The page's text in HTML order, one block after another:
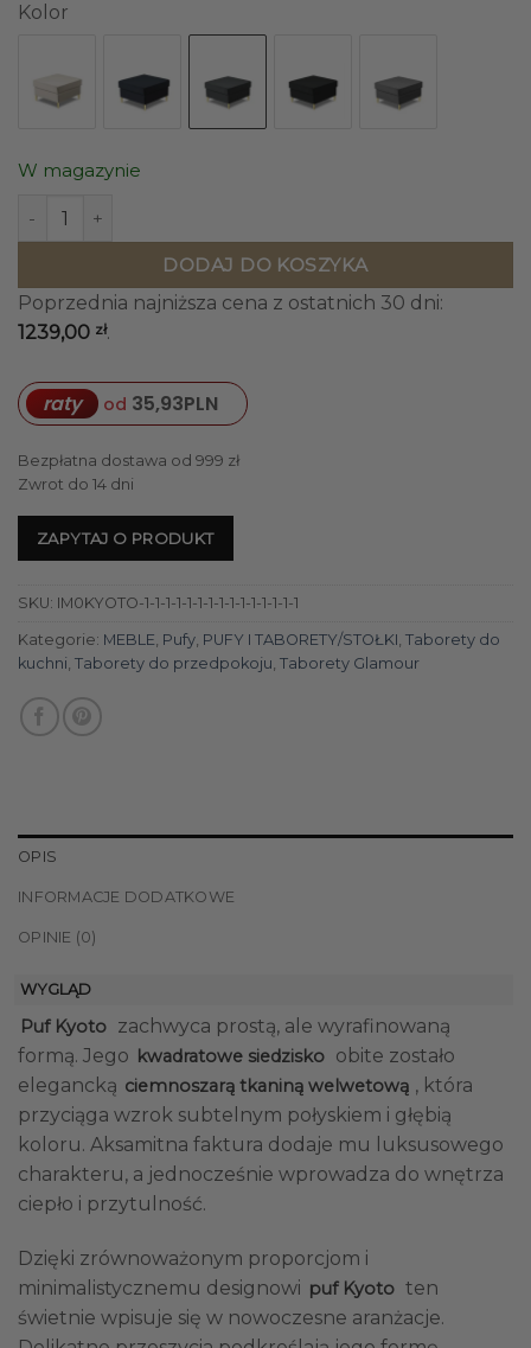
Kolor
W magazynie
ilość PUF Kyoto na metalowych nogach, kwadratowe
DODAJ DO KOSZYKA
Poprzednia najniższa cena z ostatnich 30 dni:
1239,00 zł.
raty od 35,93PLN
Bezpłatna dostawa od 999 zł
Zwrot do 14 dni
ZAPYTAJ O PRODUKT
SKU: IM0KYOTO-1-1-1-1-1-1-1-1-1-1-1-1-1-1-1
Kategorie: MEBLE Pufy PUFY I TABORETY/STOŁKI Taborety do
kuchni Taborety do przedpokoju Taborety Glamour
OPIS
INFORMACJE DODATKOWE
OPINIE (0)
WYGLĄD
Puf Kyoto zachwyca prostą, ale wyrafinowaną
formą. Jego kwadratowe siedzisko obite zostało
elegancką ciemnoszarą tkaniną welwetową , która
przyciąga wzrok subtelnym połyskiem i głębią
koloru. Aksamitna faktura dodaje mu luksusowego
charakteru, a jednocześnie wprowadza do wnętrza
ciepło i przytulność.
Dzięki zrównoważonym proporcjom i
minimalistycznemu designowi puf Kyoto ten
świetnie wpisuje się w nowoczesne aranżacje.